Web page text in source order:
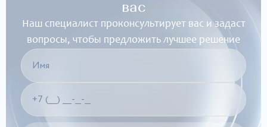
вас
Наш специалист проконсультирует вас и задаст
вопросы, чтобы предложить лучшее решение